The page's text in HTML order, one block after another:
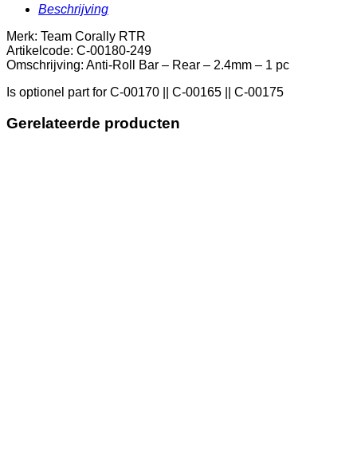
Beschrijving
Merk: Team Corally RTR
Artikelcode: C-00180-249
Omschrijving: Anti-Roll Bar – Rear – 2.4mm – 1 pc
Is optionel part for C-00170 || C-00165 || C-00175
Gerelateerde producten